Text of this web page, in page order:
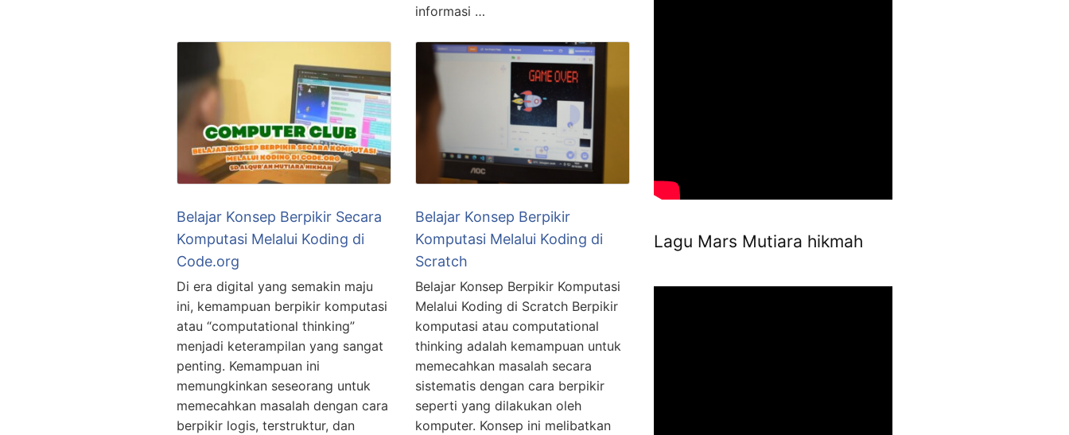
informasi …
Belajar Konsep Berpikir Secara
Komputasi Melalui Koding di
Code.org
Di era digital yang semakin maju
ini, kemampuan berpikir komputasi
atau “computational thinking”
menjadi keterampilan yang sangat
penting. Kemampuan ini
memungkinkan seseorang untuk
memecahkan masalah dengan cara
berpikir logis, terstruktur, dan
Belajar Konsep Berpikir
Komputasi Melalui Koding di
Scratch
Belajar Konsep Berpikir Komputasi
Melalui Koding di Scratch Berpikir
komputasi atau computational
thinking adalah kemampuan untuk
memecahkan masalah secara
sistematis dengan cara berpikir
seperti yang dilakukan oleh
komputer. Konsep ini melibatkan
Lagu Mars Mutiara hikmah